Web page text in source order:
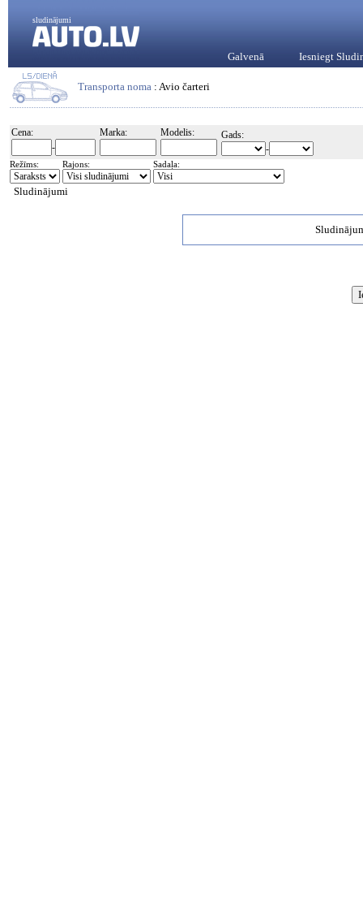
sludinājumi
Galvenā Iesniegt
Transporta noma : Avio čarteri
Cena:
-
Marka: Modelis:
Gads:
-
Režīms: Rajons: Sadaļa:
Sludinājumi